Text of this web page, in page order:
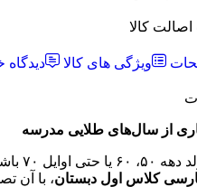
کالا
ویژگی های کالا دیدگاه
از سال‌های طلایی مدرسه
این کتاب را با تمام وجود به خاطر دارید؛
کلاس اول دبستان، با آن